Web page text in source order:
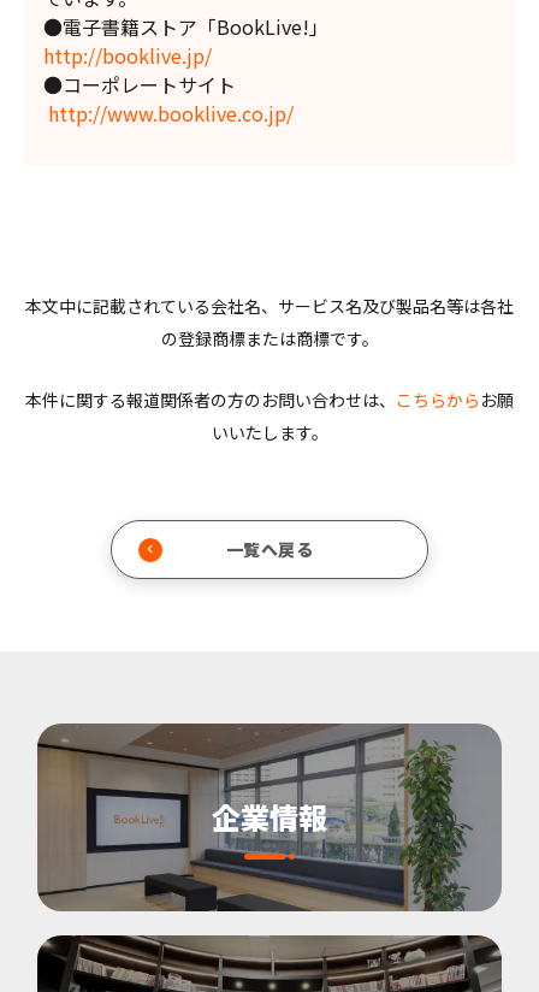
●電子書籍ストア「BookLive!」
http://booklive.jp/
●コーポレートサイト
http://www.booklive.co.jp/
本文中に記載されている会社名、サービス名及び製品名等は各社
の登録商標または商標です。
本件に関する報道関係者の方のお問い合わせは、 こちらから お願
いいたします。
一覧へ戻る
企業情報